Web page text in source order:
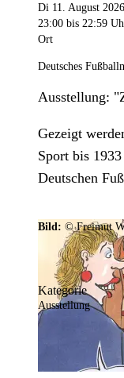
Di 11. August 2026
23:00 bis 22:59
Ort
Deutsches
Ausstellung:
Gezeigt
Sport bis
Deutschen
Bild: © Freimut
Kategorie
Ausstellung